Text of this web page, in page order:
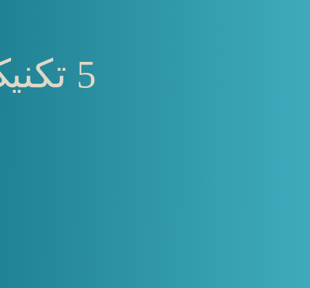
5 تکنیک جدید و جذاب ادیت تیزر